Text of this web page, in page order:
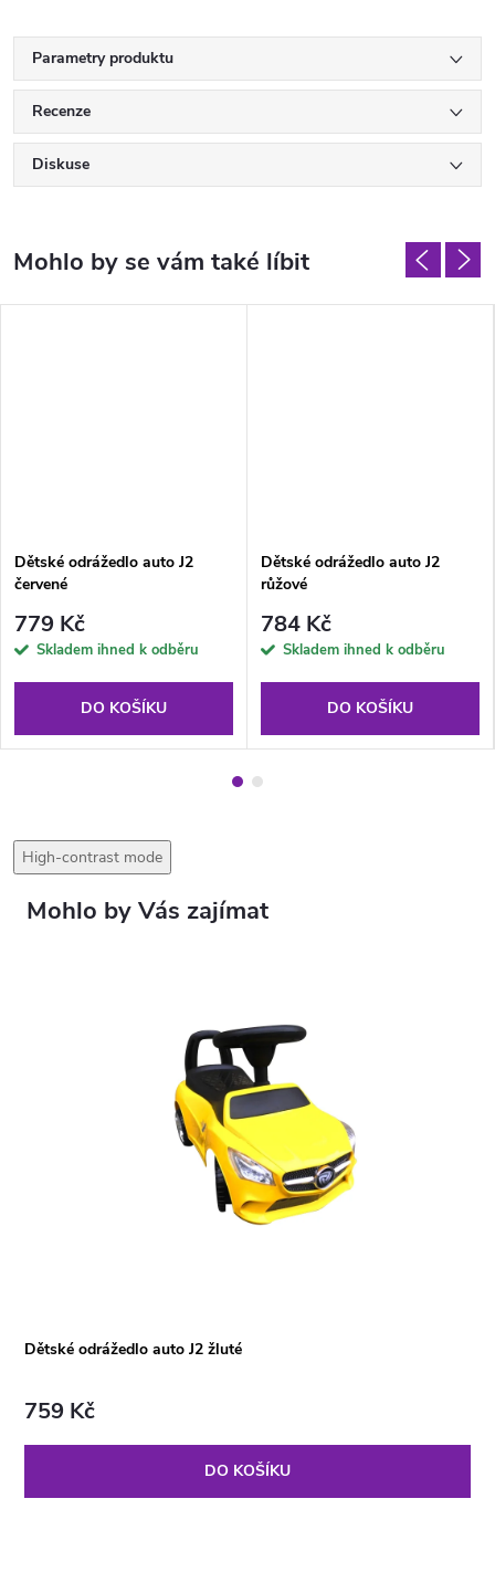
Parametry produktu
Recenze
Diskuse
Dětské odrážedlo auto J2
červené
779 Kč
Skladem ihned k odběru
DO KOŠÍKU
Dětské odrážedlo auto J2
růžové
784 Kč
Skladem ihned k odběru
DO KOŠÍKU
High-contrast mode
Dětské odrážedlo auto J2 žluté
759 Kč
DO KOŠÍKU